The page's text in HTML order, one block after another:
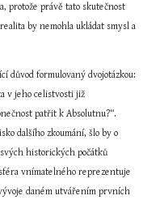
protože právě tato skutečnost
by nemohla ukládat smysl a
důvod formulovaný dvojotázkou:
v jeho celistvosti již
patřit k Absolutnu?“.
dalšího zkoumání, šlo by o
historických počátků
vnímatelného reprezentuje
daném utvářením prvních